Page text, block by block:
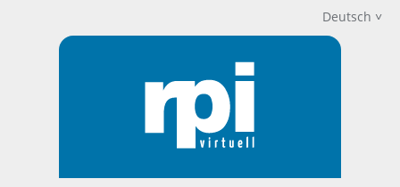
Deutsch